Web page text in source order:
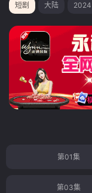
短剧 大陆 2024
第01集
第03集